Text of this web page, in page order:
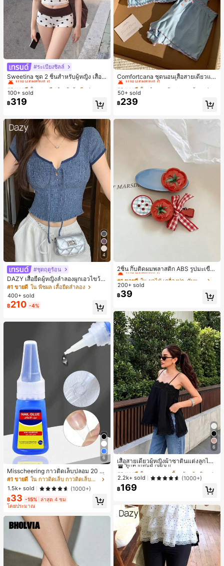
#ระเบียงชิลล์
Sweetina ชุด 2 ชิ้นสำหรับผู้หญิง เสื้อก
ล้ามเข้ารูปพิมพ์ลายจุดสีบล็อกหลังเปิด
และกางเกงขาสั้นเอวพับ
#1 ขายดี ใน ชุดทูพีซสำหรับผู้หญิง
เกือบหมดแล้ว!
#1 ขายดี ใน ชุดทูพีซสำหรับผู้หญิง
เกือบหมดแล้ว!
#1 ขายดี ใน ชุดทูพีซสำหรับผู้หญิง
เกือบหมดแล้ว!
#1 ขายดี
100+ sold
฿319
4
#ชุดฤดูร้อน
DAZY เสื้อยืดผู้หญิงลำลองผูกเอวไขว้
สำหรับฤดูร้อน
#1 ขายดี ใน พืชผล เสื้อยืดลำลอง
400+ sold
฿210 -4%
6
Misscheering กาวติดเล็บปลอม 20 กรั
ม แรงยึดสูง เจลสติกเกอร์เล็บนุ่ม แห้งเร็
ว เหมาะสำหรับผู้เริ่มต้นทำเล็บ ติดทนน
าน
#1 ขายดี
ใน กาวติดเล็บ กาวติดเล็บและสารยึดติด
1.5k+ sold
(1000+)
฿33 -15%
ล่าสุด 4 ชม
โดยประมาณ
Comfortcana ชุดนอนเสื้อสายเดี่ยวแต่
งระบายและกางเกงขาสั้นสำหรับผู้หญิง
#1 ขายดี
เกือบหมดแล้ว!
#1 ขายดี
เกือบหมดแล้ว!
#1 ขายดี
เกือบหมดแล้ว!
#1 ขายดี
50+ sold
฿239
2ชิ้น กิ๊บติดผมพลาสติก ABS รูปมะเขือเ
ทศสีแดงน่ารัก สไตล์เกาหลีมินิมอล สำ
หรับติดผมหน้าม้า ใส่ประจำวันและไปโ
รงเรียน กิ๊บติดผม
เกือบหมดแล้ว!
#1 ขายดี
เกือบหมดแล้ว!
#1 ขายดี
เกือบหมดแล้ว!
#1 ขายดี
200+ sold
฿39
6
เสื้อสายเดี่ยวผู้หญิงผ้าซาตินแต่งลูกไม้
- เสื้อสายเดี่ยวฤดูร้อนสีขากีมีรอยผ่าด้า
นข้างที่น่าดึงดูด ลำลองสีดำ สำหรับเธอ
#1 ขายดี
ใน ชายหาด เสื้อกล้ามผู้หญิง & Camis
ลูกค้ากลับมาซื้อซ้ำ!
#1 ขายดี
ลูกค้ากลับมาซื้อซ้ำ!
#1 ขายดี
ลูกค้ากลับมาซื้อซ้ำ!
#1 ขายดี
ใน ชายหาด เสื้อกล้ามผู้หญิง & Camis
2.2k+ sold (1000+)
฿169